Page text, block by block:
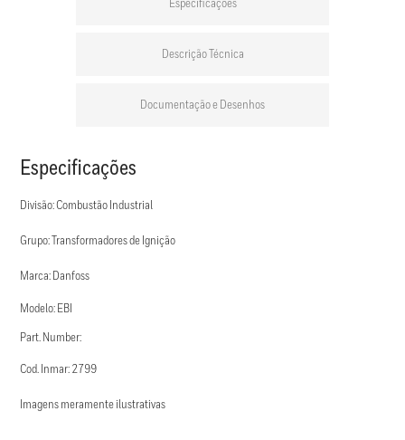
Especificações
Descrição Técnica
Documentação e Desenhos
Especificações
Divisão: Combustão Industrial
Grupo: Transformadores de Ignição
Marca: Danfoss
Modelo: EBI
Part. Number:
Cod. Inmar: 2799
Imagens meramente ilustrativas